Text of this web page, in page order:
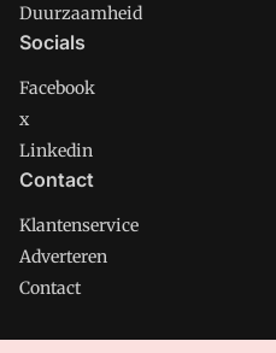
Duurzaamheid
Socials
Facebook
x
Linkedin
Contact
Klantenservice
Adverteren
Contact